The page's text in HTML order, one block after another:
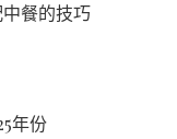
餐的技巧
年份